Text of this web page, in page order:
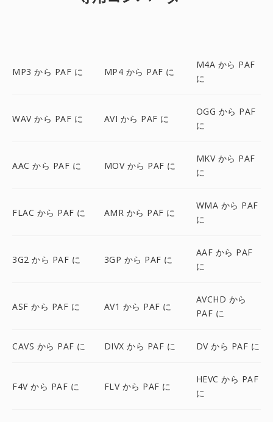
MP3 から PAF に MP4 から PAF に
M4A から PAF
に
WAV から PAF に AVI から PAF に
OGG から PAF
に
AAC から PAF に MOV から PAF に
MKV から PAF
に
FLAC から PAF に AMR から PAF に
WMA から PAF
に
3G2 から PAF に 3GP から PAF に
AAF から PAF
に
ASF から PAF に AV1 から PAF に
AVCHD から
PAF に
CAVS から PAF に DIVX から PAF に DV から PAF に
F4V から PAF に FLV から PAF に
HEVC から PAF
に